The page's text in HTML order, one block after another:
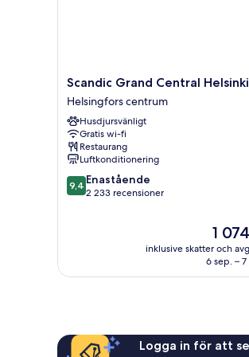
Scandic
Grand
Central
Helsinki
Helsingfors
centrum
Scandic Grand Central Helsinki
Helsingfors centrum
Husdjursvänligt
Gratis wi-fi
Restaurang
Luftkonditionering
9.4
av
9,4 Enastående
2 233 recensioner
Priset
är
1 074 kr
1
inklusive skatter och
6 sep. –
Logga in för att